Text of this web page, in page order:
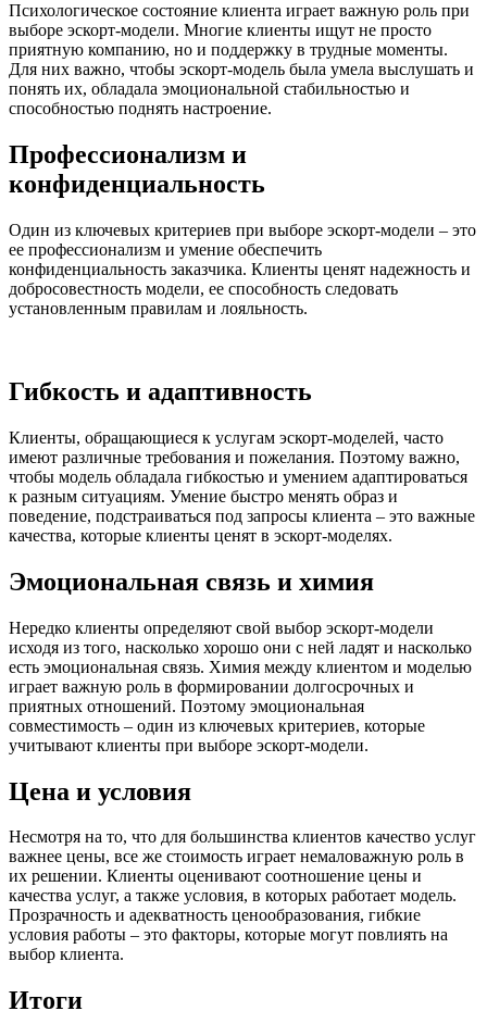
Психологическое состояние клиента играет важную роль при
выборе эскорт-модели. Многие клиенты ищут не просто
приятную компанию, но и поддержку в трудные моменты.
Для них важно, чтобы эскорт-модель была умела выслушать и
понять их, обладала эмоциональной стабильностью и
способностью поднять настроение.
Профессионализм и
конфиденциальность
Один из ключевых критериев при выборе эскорт-модели – это
ее профессионализм и умение обеспечить
конфиденциальность заказчика. Клиенты ценят надежность и
добросовестность модели, ее способность следовать
установленным правилам и лояльность.
Гибкость и адаптивность
Клиенты, обращающиеся к услугам эскорт-моделей, часто
имеют различные требования и пожелания. Поэтому важно,
чтобы модель обладала гибкостью и умением адаптироваться
к разным ситуациям. Умение быстро менять образ и
поведение, подстраиваться под запросы клиента – это важные
качества, которые клиенты ценят в эскорт-моделях.
Эмоциональная связь и химия
Нередко клиенты определяют свой выбор эскорт-модели
исходя из того, насколько хорошо они с ней ладят и насколько
есть эмоциональная связь. Химия между клиентом и моделью
играет важную роль в формировании долгосрочных и
приятных отношений. Поэтому эмоциональная
совместимость – один из ключевых критериев, которые
учитывают клиенты при выборе эскорт-модели.
Цена и условия
Несмотря на то, что для большинства клиентов качество услуг
важнее цены, все же стоимость играет немаловажную роль в
их решении. Клиенты оценивают соотношение цены и
качества услуг, а также условия, в которых работает модель.
Прозрачность и адекватность ценообразования, гибкие
условия работы – это факторы, которые могут повлиять на
выбор клиента.
Итоги